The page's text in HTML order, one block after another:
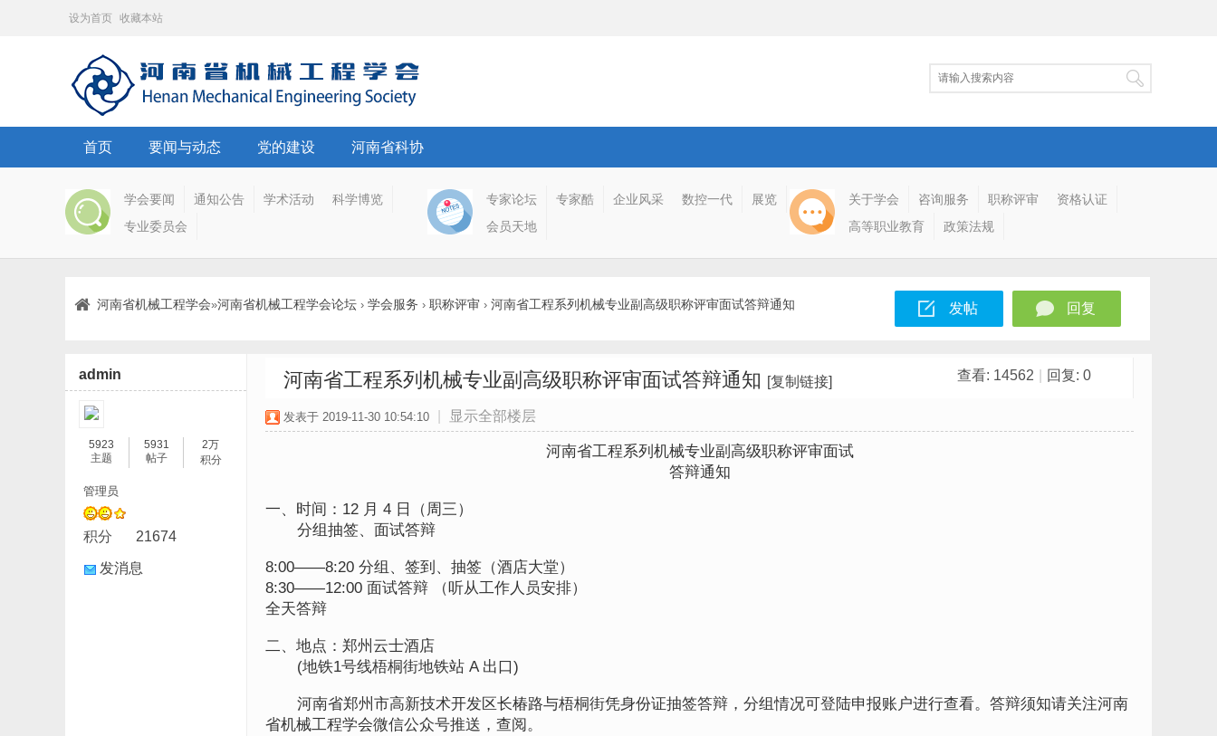
设为首页 收藏本站
首页 要闻与动态 党的建设 河南省科协
学会要闻 通知公告 学术活动
科学博览
专业委员会
专家论坛 专家酷 企业风采 数控一代
展览
会员天地
关于学会 咨询服务 职称评审
资格认证
高等职业教育
政策法规
河南省机械工程学会»河南省机械工程学会论坛 › 学会服务 › 职称评审 › 河南省工程系列机械专业副高级职称评审面试答辩通知 发帖 回复
admin
5923
主题
5931
帖子
2万
积分
管理员
积分 21674
发消息
河南省工程系列机械专业副高级职称评审面试答辩通知 [复制链接] 查看: 14562 回复: 0
发表于 2019-11-30 10:54:10 显示全部楼层
河南省工程系列机械专业副高级职称评审面试
答辩通知
一、时间：12 月 4 日（周三）
分组抽签、面试答辩
8:00——8:20 分组、签到、抽签（酒店大堂）
8:30——12:00 面试答辩 （听从工作人员安排）
全天答辩
二、地点：郑州云士酒店
(地铁1号线梧桐街地铁站 A 出口)
河南省郑州市高新技术开发区长椿路与梧桐街凭身份证抽签答辩，分组情况可登陆申报账户进行查看。答辩须知请关注河南
省机械工程学会微信公众号推送，查阅。